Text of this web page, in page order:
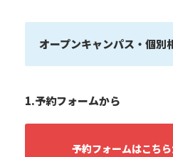
オープンキャンパス・個別
1.予約フォームから
予約フォームはこち